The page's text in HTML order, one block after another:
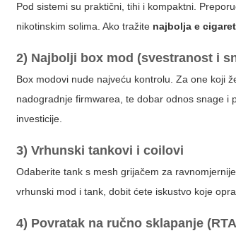
Pod sistemi su praktični, tihi i kompaktni.
nikotinskim solima. Ako tražite najbolja e
2) Najbolji box mod (svestranost i
Box modovi nude najveću kontrolu. Za one koji
nadogradnje firmwarea, te dobar odnos snage i
investicije.
3) Vrhunski tankovi i coilovi
Odaberite tank s mesh grijačem za
vrhunski mod i tank, dobit ćete iskustvo koje
4) Povratak na ručno sklapanje